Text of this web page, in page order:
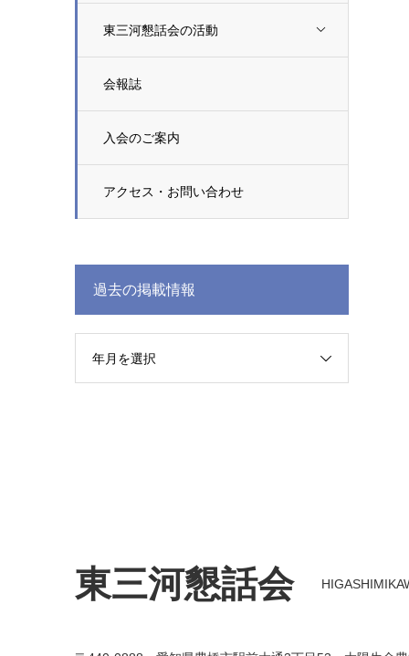
東三河懇話会の活動
会報誌
入会のご案内
アクセス・お問い合わせ
過去の掲載情報
年月を選択
東三河懇話会